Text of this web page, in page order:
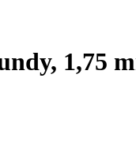
1,75